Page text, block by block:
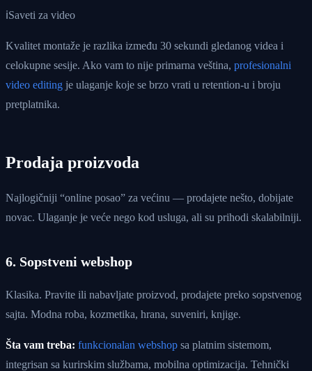
ℹSaveti za video
Kvalitet montaže je razlika između 30 sekundi gledanog videa i
celokupne sesije. Ako vam to nije primarna veština, profesionalni
video editing je ulaganje koje se brzo vrati u retention-u i broju
pretplatnika.
Prodaja proizvoda
Najlogičniji “online posao” za većinu — prodajete nešto, dobijate
novac. Ulaganje je veće nego kod usluga, ali su prihodi skalabilniji.
6. Sopstveni webshop
Klasika. Pravite ili nabavljate proizvod, prodajete preko sopstvenog
sajta. Modna roba, kozmetika, hrana, suveniri, knjige.
Šta vam treba: funkcionalan webshop sa platnim sistemom,
integrisan sa kurirskim službama, mobilna optimizacija. Tehnički